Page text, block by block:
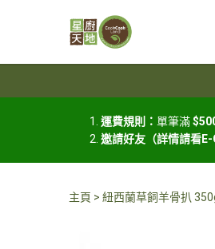
運費規則： 單筆滿
邀請好友（詳情請看E-
主頁 紐西蘭草飼羊骨扒